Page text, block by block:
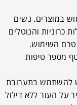
במוצרים. נשים
כרוניות והנוטלים
טרם השימוש.
מספר טיפות
שמן בסיס. יש להשתמש בתערובת
על העור ללא דילול